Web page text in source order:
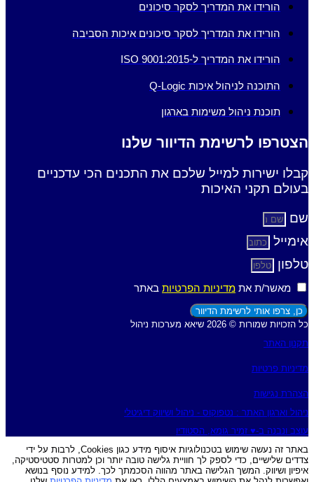
הורידו את המדריך לסקר סיכונים
הורידו את המדריך לסקר סיכונים איכות הסביבה
הורידו את המדריך ל-ISO 9001:2015
התוכנה לניהול איכות Q-Logic
תוכנת ניהול משימות בארגון
הצטרפו לרשימת הדיוור שלנו
קבלו ישירות למייל שלכם את התכנים הכי עדכניים
בעולם תקני האיכות
שם
אימייל
טלפון
מאשר/ת את מדיניות הפרטיות באתר
כן, צרפו אותי לרשימת הדיוור
כל הזכויות שמורות © 2026 שיאא מערכות ניהול
תקנון האתר
מדיניות פרטיות
הצהרת נגישות
ניהול וארגון האתר : נטפוקוס - ניהול ושיווק דיגיטלי
עוצב ונבנה ב-♥︎ זמיר גומא, הסטודיו
באתר זה נעשה שימוש בטכנולוגיות איסוף מידע כגון Cookies, לרבות על ידי
צדדים שלישיים, כדי לספק לך חוויית גלישה טובה יותר וכן למטרות סטטיסטיקה,
איפיון ושיווק. המשך הגלישה באתר מהווה הסכמתך לכך. למידע נוסף בנושא